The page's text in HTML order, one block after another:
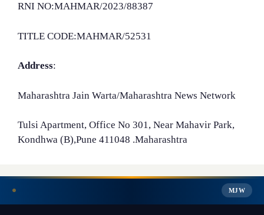
RNI NO:MAHMAR/2023/88387
TITLE CODE:MAHMAR/52531
Address:
Maharashtra Jain Warta/Maharashtra News Network
Tulsi Apartment, Office No 301, Near Mahavir Park,
Kondhwa (B),Pune 411048 .Maharashtra
MJW